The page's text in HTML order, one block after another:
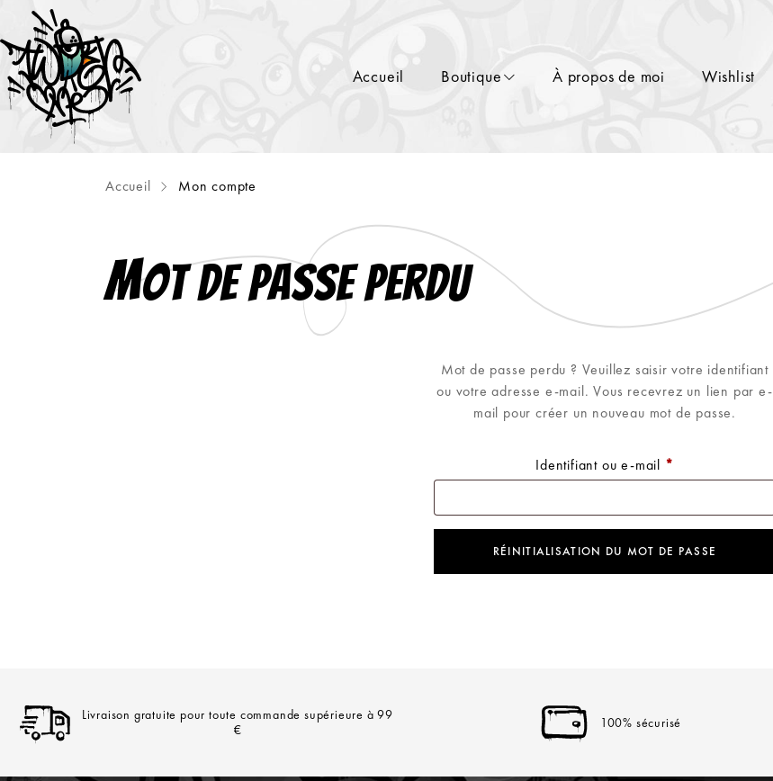
Accueil Boutique À propos de moi Wishlist
Accueil Mon compte
MOt De Passe Perdu
Mot de passe perdu ? Veuillez saisir votre identifiant
ou votre adresse e-mail. Vous recevrez un lien par e-
mail pour créer un nouveau mot de passe.
Identifiant ou e-mail *
RÉINITIALISATION DU MOT DE PASSE
Livraison gratuite pour toute commande supérieure à 99
€
100% sécurisé